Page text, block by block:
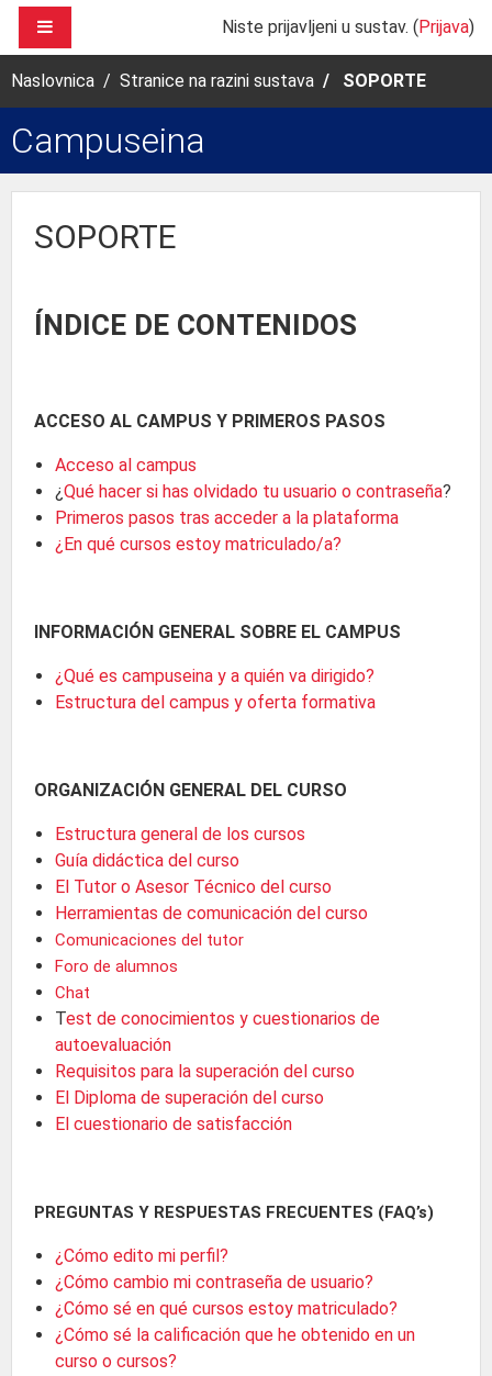
Preskoči na sadržaj
Niste prijavljeni u sustav. (Prijava)
Naslovnica Stranice na razini sustava SOPORTE
Campuseina
SOPORTE
ÍNDICE DE CONTENIDOS
ACCESO AL CAMPUS Y PRIMEROS PASOS
Acceso al campus
¿Qué hacer si has olvidado tu usuario o contraseña?
Primeros pasos tras acceder a la plataforma
¿En qué cursos estoy matriculado/a?
INFORMACIÓN GENERAL SOBRE EL CAMPUS
¿Qué es campuseina y a quién va dirigido?
Estructura del campus y oferta formativa
ORGANIZACIÓN GENERAL DEL CURSO
Estructura general de los cursos
Guía didáctica del curso
El Tutor o Asesor Técnico del curso
Herramientas de comunicación del curso
Comunicaciones del tutor
Foro de alumnos
Chat
Test de conocimientos y cuestionarios de
autoevaluación
Requisitos para la superación del curso
El Diploma de superación del curso
El cuestionario de satisfacción
PREGUNTAS Y RESPUESTAS FRECUENTES (FAQ’s)
¿Cómo edito mi perfil?
¿Cómo cambio mi contraseña de usuario?
¿Cómo sé en qué cursos estoy matriculado?
¿Cómo sé la calificación que he obtenido en un
curso o cursos?